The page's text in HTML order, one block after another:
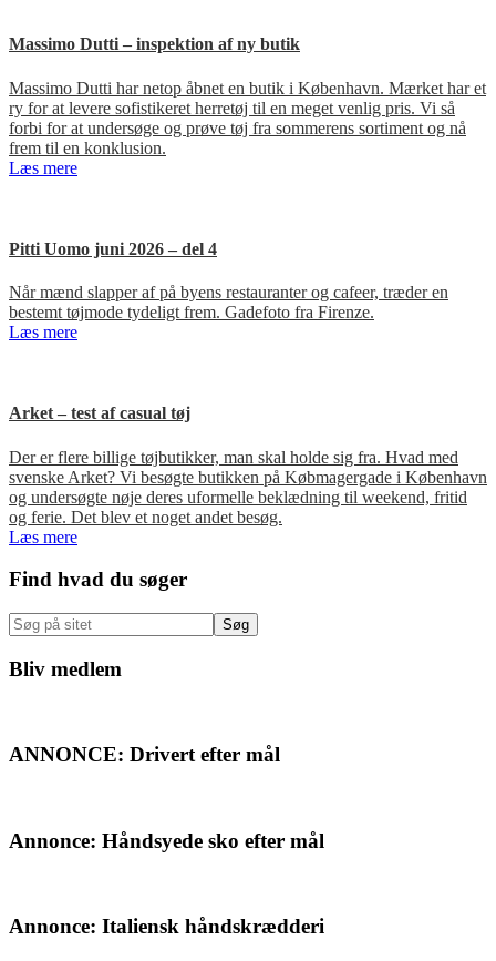
Massimo Dutti – inspektion af ny butik
Massimo Dutti har netop åbnet en butik i København. Mærket har et
ry for at levere sofistikeret herretøj til en meget venlig pris. Vi så
forbi for at undersøge og prøve tøj fra sommerens sortiment og nå
frem til en konklusion.
Læs mere
Pitti Uomo juni 2026 – del 4
Når mænd slapper af på byens restauranter og cafeer, træder en
bestemt tøjmode tydeligt frem. Gadefoto fra Firenze.
Læs mere
Arket – test af casual tøj
Der er flere billige tøjbutikker, man skal holde sig fra. Hvad med
svenske Arket? Vi besøgte butikken på Købmagergade i København
og undersøgte nøje deres uformelle beklædning til weekend, fritid
og ferie. Det blev et noget andet besøg.
Læs mere
Primær
Sidebar
Find hvad du søger
Søg
på
sitet
Bliv medlem
ANNONCE: Drivert efter mål
Annonce: Håndsyede sko efter mål
Annonce: Italiensk håndskrædderi